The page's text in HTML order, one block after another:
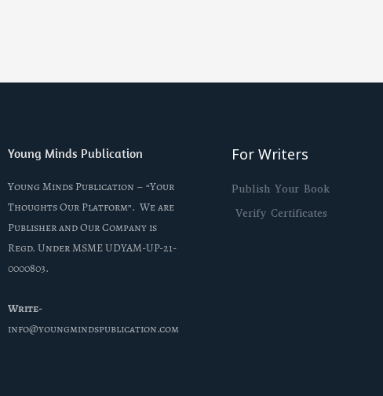
Young Minds Publication
Young Minds Publication – “Your
Thoughts Our Platform”. We are
Publisher and Our Company is
Regd. Under MSME UDYAM-UP-21-
0000803.
Write-
info@youngmindspublication.com
For Writers
Publish Your Book
Verify Certificates